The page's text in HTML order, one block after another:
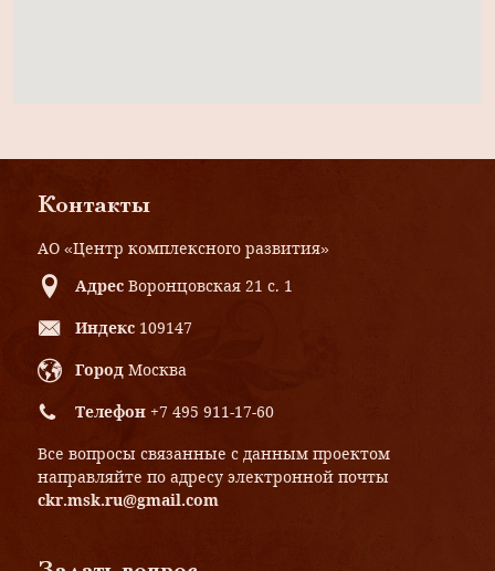
Контакты
АО «Центр комплексного развития»
Адрес Воронцовская 21 с. 1
Индекс 109147
Город Москва
Телефон +7 495 911-17-60
Все вопросы связанные с данным проектом
направляйте по адресу электронной почты
ckr.msk.ru@gmail.com